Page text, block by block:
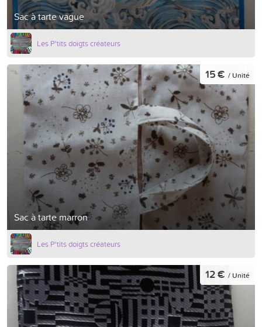
Sac à tarte vague
Les P'tits doigts créateurs
Sac à tarte marron
15 € / Unité
Les P'tits doigts créateurs
12 € / Unité